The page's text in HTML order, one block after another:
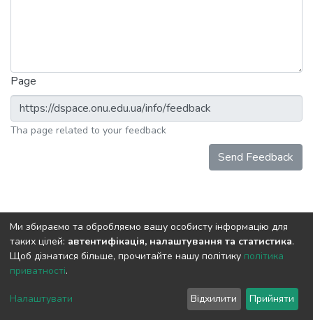
Page
Tha page related to your feedback
Send Feedback
Cookie
End User
Agreement
Send
Feedback
Ми збираємо та обробляємо вашу особисту інформацію для
таких цілей: автентифікація, налаштування та статистика.
Щоб дізнатися більше, прочитайте нашу політику політика
приватності.
Налаштувати Відхилити Прийняти